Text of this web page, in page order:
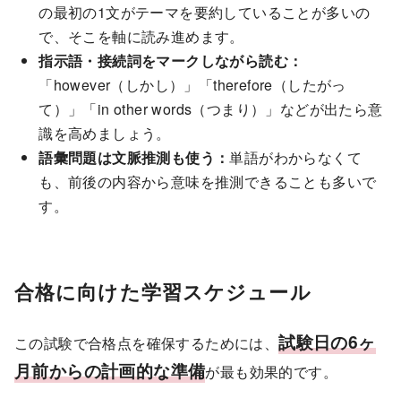
の最初の1文がテーマを要約していることが多いの
で、そこを軸に読み進めます。
指示語・接続詞をマークしながら読む：
「however（しかし）」「therefore（したがっ
て）」「in other words（つまり）」などが出たら意
識を高めましょう。
語彙問題は文脈推測も使う：単語がわからなくて
も、前後の内容から意味を推測できることも多いで
す。
合格に向けた学習スケジュール
この試験で合格点を確保するためには、試験日の6ヶ
月前からの計画的な準備が最も効果的です。